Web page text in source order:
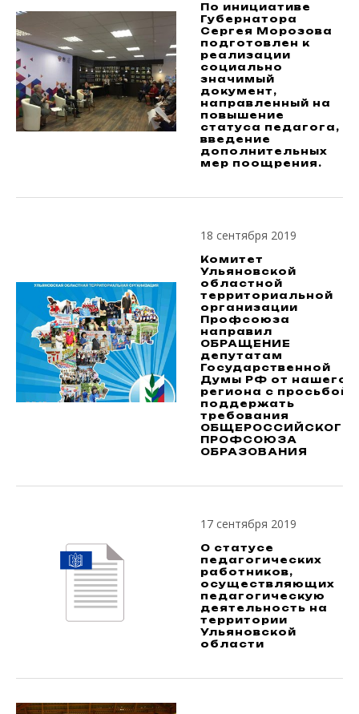
По инициативе
Губернатора
Сергея Морозова
подготовлен к
реализации
социально
значимый
документ,
направленный на
повышение
статуса педагога,
введение
дополнительных
мер поощрения.
18 сентября 2019
Комитет
Ульяновской
областной
территориальной
организации
Профсоюза
направил
ОБРАЩЕНИЕ
депутатам
Государственной
Думы РФ от нашего
региона с просьбой
поддержать
требования
ОБЩЕРОССИЙСКОГО
ПРОФСОЮЗА
ОБРАЗОВАНИЯ
17 сентября 2019
О статусе
педагогических
работников,
осуществляющих
педагогическую
деятельность на
территории
Ульяновской
области